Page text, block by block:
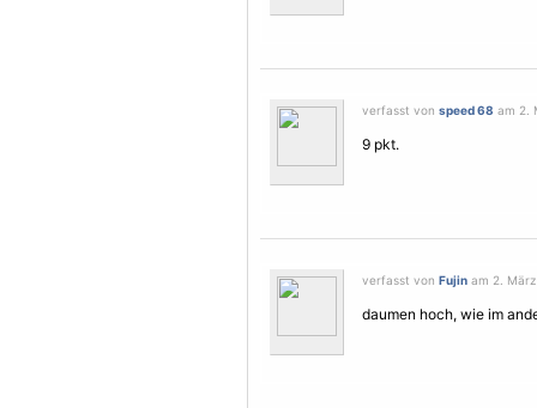
verfasst von speed 68 am 2.
9 pkt.
verfasst von Fujin am 2.
daumen hoch, wie im